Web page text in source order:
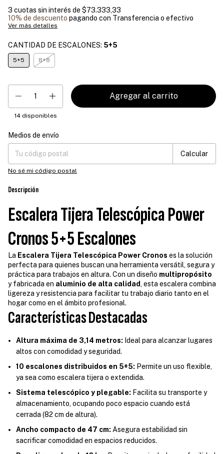
3 cuotas sin interés de $73.333,33
10% de descuento pagando con Transferencia o efectivo
Ver más detalles
CANTIDAD DE ESCALONES: 5+5
5+5 8+8
14 disponibles
Entregas para el CP:
Medios de envío
Calcular
No sé mi código postal
Descripción
Escalera Tijera Telescópica Power
Cronos 5+5 Escalones
La Escalera Tijera Telescópica Power Cronos es la solución
perfecta para quienes buscan una herramienta versátil, segura y
práctica para trabajos en altura. Con un diseño multipropósito
y fabricada en aluminio de alta calidad, esta escalera combina
ligereza y resistencia para facilitar tu trabajo diario tanto en el
hogar como en el ámbito profesional.
Características Destacadas
Altura máxima de 3,14 metros: Ideal para alcanzar lugares
altos con comodidad y seguridad.
10 escalones distribuidos en 5+5: Permite un uso flexible,
ya sea como escalera tijera o extendida.
Sistema telescópico y plegable: Facilita su transporte y
almacenamiento, ocupando poco espacio cuando está
cerrada (82 cm de altura).
Ancho compacto de 47 cm: Asegura estabilidad sin
sacrificar comodidad en espacios reducidos.